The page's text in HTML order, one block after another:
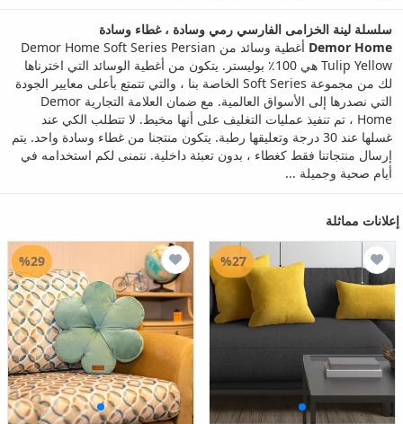
سلسلة لينة الخزامى الفارسي رمي وسادة ، غطاء وسادة
Demor Home
أغطية وسائد من Demor Home Soft Series Persian
Tulip Yellow هي 100٪ بوليستر. يتكون من أغطية الوسائد التي اخترناها
لك من مجموعة Soft Series الخاصة بنا ، والتي تتمتع بأعلى معايير الجودة
التي نصدرها إلى الأسواق العالمية. مع ضمان العلامة التجارية Demor
Home ، تم تنفيذ عمليات التغليف على أنها مخيط. لا تتطلب الكي عند
غسلها عند 30 درجة وتعليقها رطبة. يتكون منتجنا من غطاء وسادة واحد. يتم
إرسال منتجاتنا فقط كغطاء ، بدون تعبئة داخلية. نتمنى لكم استخدامه في
أيام صحية وجميلة ...
إعلانات مماثلة
%27
%29